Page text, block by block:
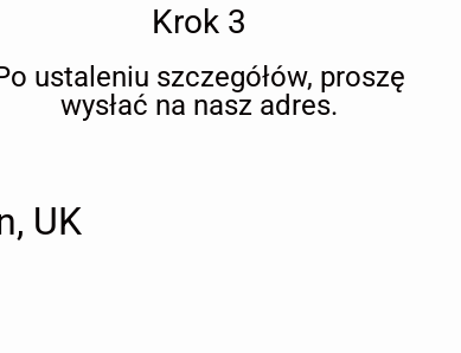
Krok 3
ustaleniu szczegółów, proszę
wysłać na nasz adres.
UK